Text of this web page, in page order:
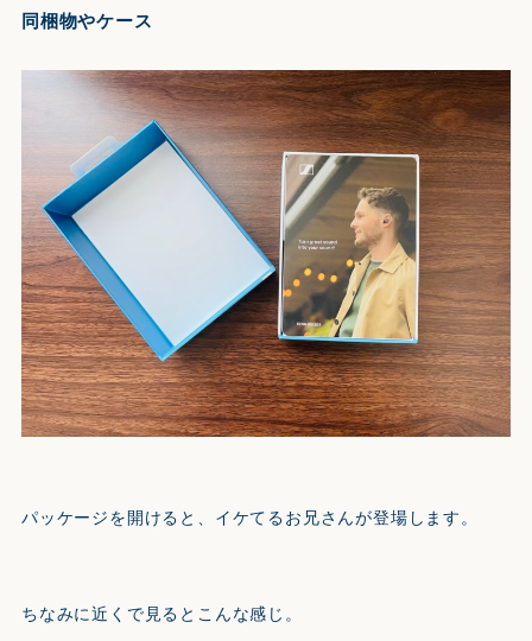
同梱物やケース
パッケージを開けると、イケてるお兄さんが登場します。
ちなみに近くで見るとこんな感じ。